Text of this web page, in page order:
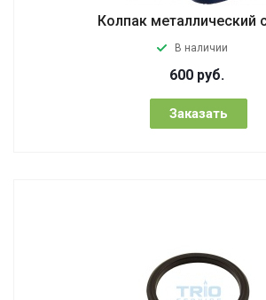
Колпак металлический
В наличии
600 руб.
Заказать